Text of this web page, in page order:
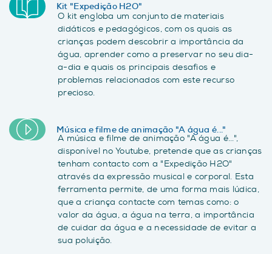
Kit "Expedição H2O"
O kit engloba um conjunto de materiais
didáticos e pedagógicos, com os quais as
crianças podem descobrir a importância da
água, aprender como a preservar no seu dia-
a-dia e quais os principais desafios e
problemas relacionados com este recurso
precioso.
Música e filme de animação "A água é..."
A música e filme de animação "A água é...",
disponível no Youtube, pretende que as crianças
tenham contacto com a "Expedição H2O"
através da expressão musical e corporal. Esta
ferramenta permite, de uma forma mais lúdica,
que a criança contacte com temas como: o
valor da água, a água na terra, a importância
de cuidar da água e a necessidade de evitar a
sua poluição.